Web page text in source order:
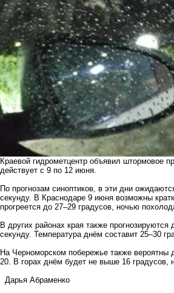
Краевой гидрометцентр объявил штормовое
действует с 9 по 12 июня.
По прогнозам синоптиков, в эти дни
секунду. В Краснодаре 9 июня возможны
прогреется до 27–29 градусов, ночью
В других районах края также
секунду. Температура днём составит 25–30
На Черноморском побережье также
20. В горах днём будет не выше 16 градусов,
Дарья Абраменко